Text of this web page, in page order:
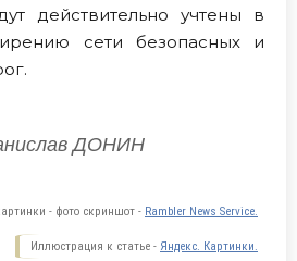
действительно учтены в
сети безопасных и
ДОНИН
- фото скриншот - Rambler News Service.
Иллюстрация к статье - Яндекс. Картинки.